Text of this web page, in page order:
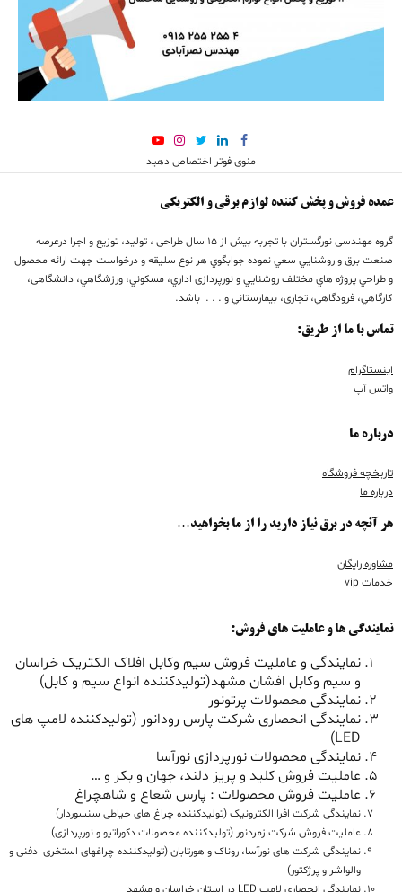
منوی فوتر اختصاص دهید
عمده فروش و پخش کننده لوازم برقی و الکتریکی
گروه مهندسی نورگستران با تجربه بيش از 15 سال طراحی ، تولید، توزیع و اجرا درعرصه
صنعت برق و روشنايي سعي نموده جوابگوي هر نوع سليقه و درخواست جهت ارائه محصول
و طراحي پروژه هاي مختلف روشنايي و نورپردازی اداري، مسكوني، ورزشگاهي، دانشگاهی،
كارگاهي، فرودگاهي، تجاری، بيمارستاني و . . . باشد.
تماس با ما از طریق:
اینستاگرام
واتس آپ
درباره ما
تاریخچه فروشگاه
درباره ما
هر آنچه در برق نیاز دارید را از ما بخواهید…
مشاوره رایگان
خدمات vip
نمایندگی ها و عاملیت های فروش:
نمایندگی و عاملیت فروش سیم وکابل افلاک الکتریک خراسان
و سیم وکابل افشان مشهد(تولیدکننده انواع سیم و کابل)
نمایندگی محصولات پرتونور
نمایندگی انحصاری شرکت پارس رودانور (تولیدکننده لامپ های
LED)
نمایندگی محصولات نورپردازی نورآسا
عاملیت فروش کلید و پریز دلند، جهان و بکر و …
عاملیت فروش محصولات : پارس شعاع و شاهچراغ
نمایندگی شرکت افرا الکترونیک (تولیدکننده چراغ های حیاطی سنسوردار)
عاملیت فروش شرکت زمردنور (تولیدکننده محصولات دکوراتیو و نورپردازی)
نمایندگی شرکت های نورآسا، روناک و هورتابان (تولیدکننده چراغهای استخری دفنی و
والواشر و پرژکتور)
نمایندگی انحصاری لامپ LED در استان خراسان و مشهد